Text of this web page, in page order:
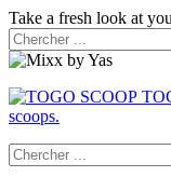
Take a fresh look at
scoops.